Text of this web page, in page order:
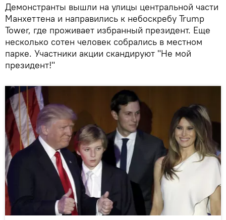
Демонстранты вышли на улицы центральной части
Манхеттена и направились к небоскребу Trump
Tower, где проживает избранный президент. Еще
несколько сотен человек собрались в местном
парке. Участники акции скандируют "Не мой
президент!"